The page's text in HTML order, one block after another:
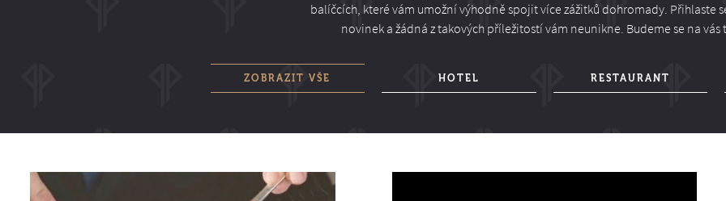
balíčcích, které vám umožní výhodně spojit více zážitků dohromady. Přihlaste
novinek a žádná z takových příležitostí vám neunikne. Budeme se na vás
ZOBRAZIT VŠE HOTEL RESTAURANT